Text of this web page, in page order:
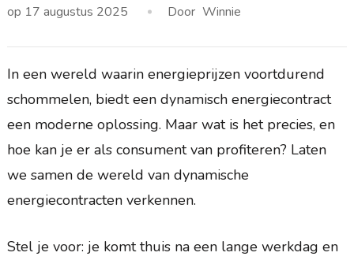
op 17 augustus 2025 Door Winnie
In een wereld waarin energieprijzen voortdurend
schommelen, biedt een dynamisch energiecontract
een moderne oplossing. Maar wat is het precies, en
hoe kan je er als consument van profiteren? Laten
we samen de wereld van dynamische
energiecontracten verkennen.
Stel je voor: je komt thuis na een lange werkdag en